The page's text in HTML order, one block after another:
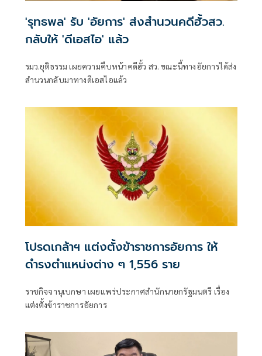
'รุทธพล' รับ 'อัยการ' ส่งสำนวนคดีฮั้วสว.
กลับให้ 'ดีเอสไอ' แล้ว
รมว.ยุติธรรม เผยความคืบหน้าคดีฮั้ว สว. ขณะนี้ทางอัยการได้ส่ง
สำนวนกลับมาทางดีเอสไอแล้ว
โปรดเกล้าฯ แต่งตั้งข้าราชการอัยการ ให้
ดำรงตำแหน่งต่าง ๆ 1,556 ราย
ราชกิจจานุเบกษา เผยแพร่ประกาศสำนักนายกรัฐมนตรี เรื่อง
แต่งตั้งข้าราชการอัยการ